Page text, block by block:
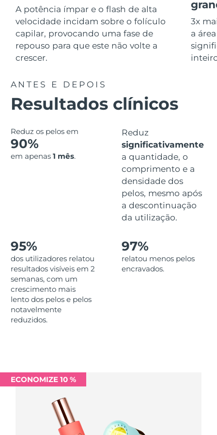
A potência ímpar e o flash de alta
velocidade incidam sobre o folículo
capilar, provocando uma fase de
repouso para que este não volte a
crescer.
3x
a
ANTES E DEPOIS
Resultados clínicos
Reduz os pelos em
90%
em apenas 1 mês.
Reduz
significativamente
a quantidade, o
comprimento e a
densidade dos
pelos, mesmo após
a descontinuação
da utilização.
95%
dos utilizadores relatou
resultados visíveis em 2
semanas, com um
crescimento mais
lento dos pelos e pelos
notavelmente
reduzidos.
97%
relatou menos pelos
encravados.
ECONOMIZE 10 %
Advanced pore care essentials
Serum
For healthy hair
issa™ Teeth Whitening Gel
18% PAP
Cosméticos Homens
Comprar todos
SOBRE
Israel Entrega prevista 8/13/26
Itália Entrega prevista 8/9/26
Jersey
Cazaquistão
Kuwait Entrega prevista
Letônia Entrega prevista 8/9/26
Entrega prevista8/10/26
Entrega prevista8/9/26
Macau, RAE da
China
Entrega prevista 8/11/26
Malásia
Malta
Países Baixos
Nova Zelândia